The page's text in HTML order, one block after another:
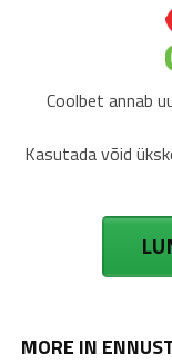
Coolbet annab
Kasutada võid
MORE IN